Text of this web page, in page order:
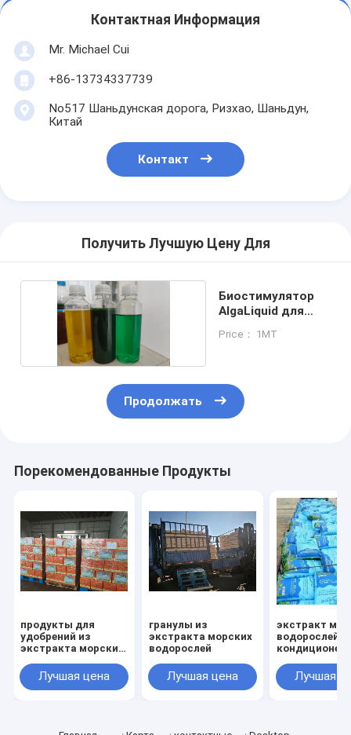
Контактная Информация
Mr. Michael Cui
+86-13734337739
No517 Шаньдунская дорога, Ризхао, Шаньдун,
Китай
Контакт
Получить Лучшую Цену Для
Биостимулятор
AlgaLiquid для
Price： 1MT
Продолжать
Порекомендованные Продукты
продукты для
удобрений из
экстракта морских
Лучшая цена
гранулы из
экстракта морских
водорослей
Лучшая цена
экстракт
водорослей,
кондиционер
Лучшая